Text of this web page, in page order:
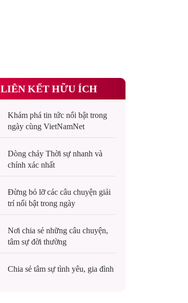
LIÊN KẾT HỮU ÍCH
Khám phá tin tức nổi bật trong
ngày cùng VietNamNet
Dòng chảy Thời sự nhanh và
chính xác nhất
Đừng bỏ lỡ các câu chuyện giải
trínổi bật trong ngày
Nơi chia sẻ những câu chuyện,
tâm sự đời thường
Chia sẻ tâm sự tình yêu, gia đình